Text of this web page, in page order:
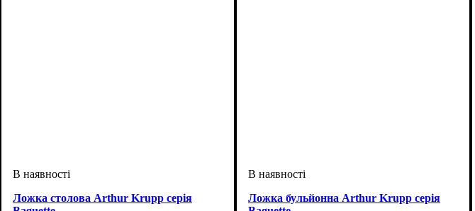
Ложка столова Arthur Krupp серія
Ложка бульйонна Arthur Krupp серія